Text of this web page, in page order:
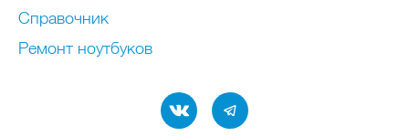
Справочник
Ремонт нoутбуков